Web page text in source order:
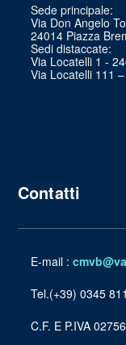
Sede principale:
Via Don Angelo
24014 Piazza
Sedi distaccate:
Via Locatelli 1 -
Via Locatelli 111
Contatti
E-mail :
Tel.(+39) 0345
C.F. E P.IVA